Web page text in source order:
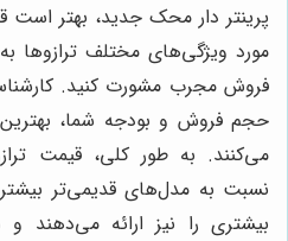
پرینتر دار محک جدید، بهتر است
مورد ویژگی‌های مختلف ترازوها
فروش مجرب مشورت کنید.
حجم فروش و بودجه شما،
می‌کنند. به طور کلی، قیمت
نسبت به مدل‌های قدیمی‌تر
بیشتری را نیز ارائه می‌دهند